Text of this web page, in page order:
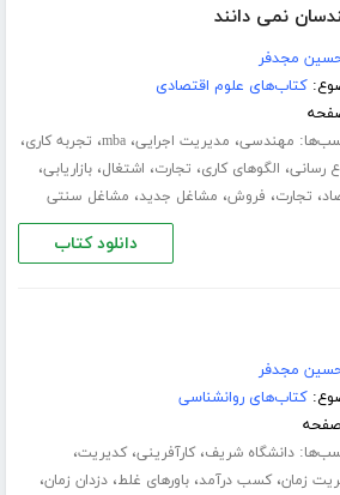
نمی دانند
مجدفر
کتاب‌های علوم اقتصادی
مهندسی، مدیریت اجرایی،mba، تجربه کاری،
رسانی، الگوهای کاری، تجارت، اشتغال،بازاریابی،
، تجارت، فروش، مشاغل جدید، مشاغل سنتی
دانلود کتاب
مجدفر
کتاب‌های روانشناسی
دانشگاه شریف،کارآفرینی،کدیریت،
زمان،کسب درآمد،باورهای غلط،دزدان زمان،